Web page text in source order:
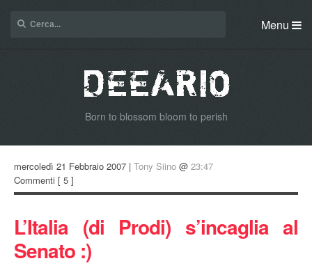
Menu
Born to blossom bloom to perish
mercoledì 21 Febbraio 2007 | Tony Siino @ 23:47
Commenti [ 5 ]
L’Italia (di Prodi) s’incaglia al
Senato :)